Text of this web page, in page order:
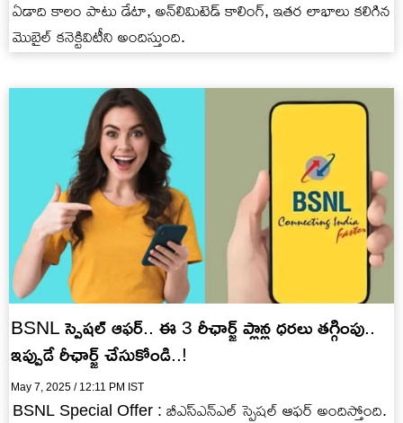
ఏడాది కాలం పాటు డేటా, అన్‌లిమిటెడ్ కాలింగ్, ఇతర లాభాలు కలిగిన
మొబైల్ కనెక్టివిటీని అందిస్తుంది.
BSNL స్పెషల్ ఆఫర్.. ఈ 3 రీఛార్జ్ ప్లాన్ల ధరలు తగ్గింపు..
ఇప్పుడే రీఛార్జ్ చేసుకోండి..!
May 7, 2025 / 12:11 PM IST
BSNL Special Offer : బీఎస్ఎన్ఎల్ స్పెషల్ ఆఫర్ అందిస్తోంది.